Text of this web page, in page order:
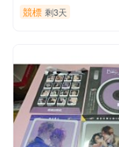
競標 剩3天